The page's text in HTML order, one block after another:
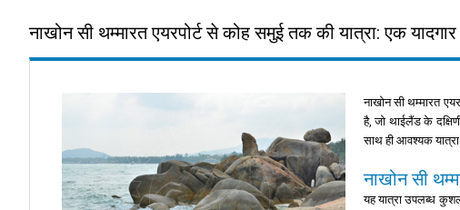
नाखोन सी थम्मारत एयरपोर्ट से कोह समुई तक की यात्रा: एक यादगार
नाखोन सी थम्मारत
है, जो थाईलैंड के
साथ ही आवश्यक यात्रा
नाखोन सी
यह यात्रा उपलब्ध